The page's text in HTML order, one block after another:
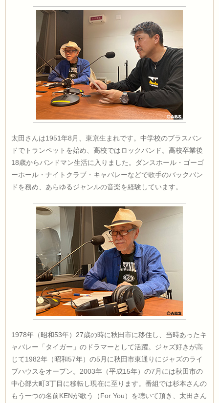
太田さんは1951年8月、東京生まれです。中学校のブラスバン
ドでトランペットを始め、高校ではロックバンド。高校卒業後
18歳からバンドマン生活に入りました。ダンスホール・ゴーゴ
ーホール・ナイトクラブ・キャバレーなどで歌手のバックバン
ドを務め、あらゆるジャンルの音楽を経験しています。
1978年（昭和53年）27歳の時に秋田市に移住し、当時あったキ
ャバレー「タイガー」のドラマーとして活躍。ジャズ好きが高
じて1982年（昭和57年）の5月に秋田市東通りにジャズのライ
ブハウスをオープン。2003年（平成15年）の7月には秋田市の
中心部大町3丁目に移転し現在に至ります。番組では杉本さんの
もう一つの名前KENが歌う（For You）を聴いて頂き、太田さん